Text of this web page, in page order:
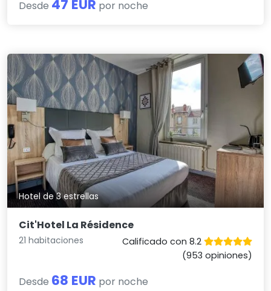
Desde 47 EUR por noche
Hotel de 3 estrellas
Cit'Hotel La Résidence
21 habitaciones
Calificado con 8.2
(953 opiniones)
Desde 68 EUR por noche